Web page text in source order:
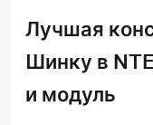
Лучшая
Шинку в
и модуль